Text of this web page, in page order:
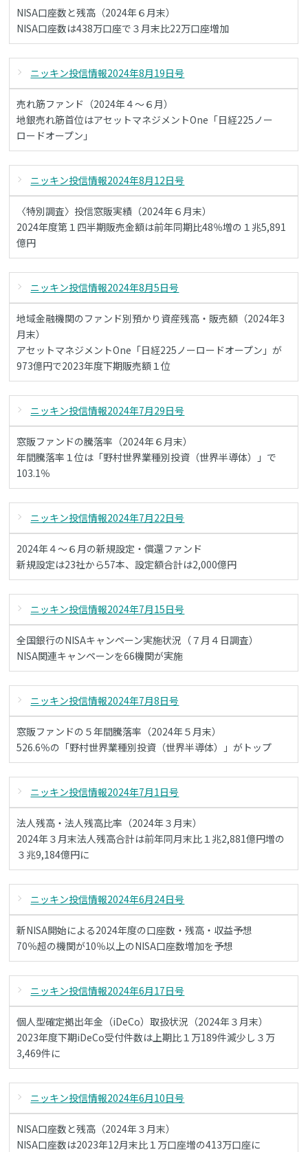
NISA口座数と残高（2024年６月末）
NISA口座数は438万口座で３月末比22万口座増加
ニッキン投信情報2024年8月19日号
売れ筋ファンド（2024年４～６月）
地銀売れ筋首位はアセットマネジメントOne「日経225ノー
ロードオープン」
ニッキン投信情報2024年8月12日号
〈特別調査〉投信窓販実績（2024年６月末）
2024年度第１四半期販売金額は前年同期比48％増の１兆5,891
億円
ニッキン投信情報2024年8月5日号
地域金融機関のファンド別預かり資産残高・販売額（2024年3
月末）
アセットマネジメントOne「日経225ノーロードオープン」が
973億円で2023年度下期販売額１位
ニッキン投信情報2024年7月29日号
窓販ファンドの騰落率（2024年６月末）
年間騰落率１位は「野村世界業種別投資（世界半導体）」で
103.1％
ニッキン投信情報2024年7月22日号
2024年４～６月の新規設定・償還ファンド
新規設定は23社から57本、設定額合計は2,000億円
ニッキン投信情報2024年7月15日号
全国銀行のNISAキャンペーン実施状況（７月４日調査）
NISA関連キャンペーンを66機関が実施
ニッキン投信情報2024年7月8日号
窓販ファンドの５年間騰落率（2024年５月末）
526.6％の「野村世界業種別投資（世界半導体）」がトップ
ニッキン投信情報2024年7月1日号
法人残高・法人残高比率（2024年３月末）
2024年３月末法人残高合計は前年同月末比１兆2,881億円増の
３兆9,184億円に
ニッキン投信情報2024年6月24日号
新NISA開始による2024年度の口座数・残高・収益予想
70％超の機関が10％以上のNISA口座数増加を予想
ニッキン投信情報2024年6月17日号
個人型確定拠出年金（iDeCo）取扱状況（2024年３月末）
2023年度下期iDeCo受付件数は上期比１万189件減少し３万
3,469件に
ニッキン投信情報2024年6月10日号
NISA口座数と残高（2024年３月末）
NISA口座数は2023年12月末比１万口座増の413万口座に